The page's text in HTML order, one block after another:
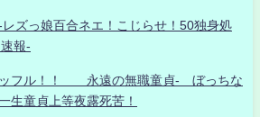
ズっ娘百合ネエ！こじらせ！50独身処
報-
ッフル！！ 永遠の無職童貞- ぼっちな
生童貞上等夜露死苦！